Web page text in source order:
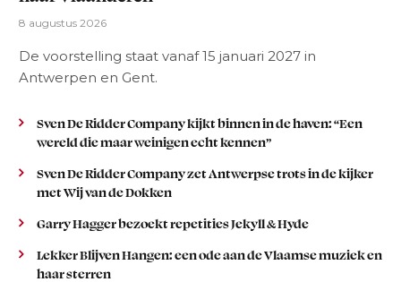
8 augustus 2026
De voorstelling staat vanaf 15 januari 2027 in
Antwerpen en Gent.
Sven De Ridder Company kijkt binnen in de haven: “Een
wereld die maar weinigen echt kennen”
Sven De Ridder Company zet Antwerpse trots in de kijker
met Wij van de Dokken
Garry Hagger bezoekt repetities Jekyll & Hyde
Lekker Blijven Hangen: een ode aan de Vlaamse muziek en
haar sterren